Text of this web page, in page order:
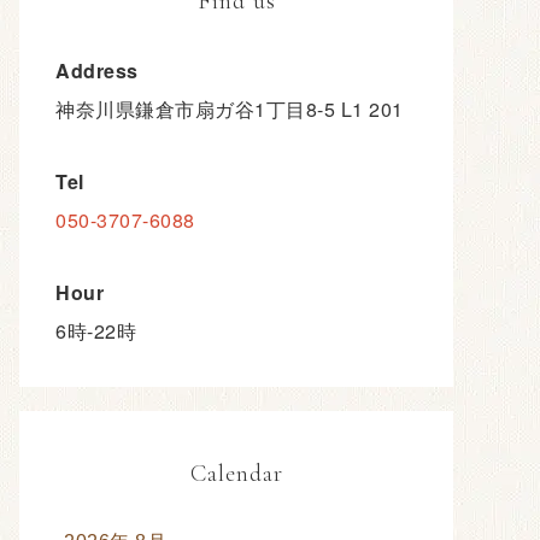
Address
神奈川県鎌倉市扇ガ谷1丁目8-5 L1 201
Tel
050-3707-6088
Hour
6時-22時
Calendar